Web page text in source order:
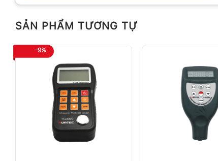
SẢN PHẨM TƯƠNG TỰ
-9%